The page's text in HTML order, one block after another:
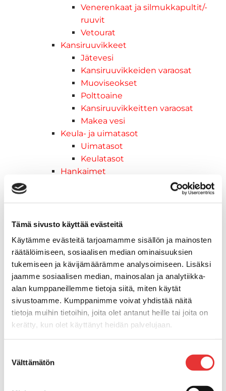
Tämä sivusto käyttää evästeitä
Käytämme evästeitä tarjoamamme sisällön ja mainosten
räätälöimiseen, sosiaalisen median ominaisuuksien
tukemiseen ja kävijämäärämme analysoimiseen. Lisäksi
jaamme sosiaalisen median, mainosalan ja analytiikka-
alan kumppaneillemme tietoja siitä, miten käytät
sivustoamme. Kumppanimme voivat yhdistää näitä
tietoja muihin tietoihin, joita olet antanut heille tai joita on
kerätty, kun olet käyttänyt heidän palvelujaan.
valinta
Välttämätön
Venerenkaat ja silmukkapultit/-
ruuvit
Vetourat
Kansiruuvikkeet
Jätevesi
Kansiruuvikkeiden varaosat
Muoviseokset
Polttoaine
Kansiruuvikkeitten varaosat
Makea vesi
Keula- ja uimatasot
Uimatasot
Keulatasot
Hankaimet
Muovia
Venetuolit ja -tuolinjalat
Pöydät ja istuimet
Venetuolit
Tuolinjalat
Tuolit
Kansiluukut, ikkunat ja verhot
Verhot